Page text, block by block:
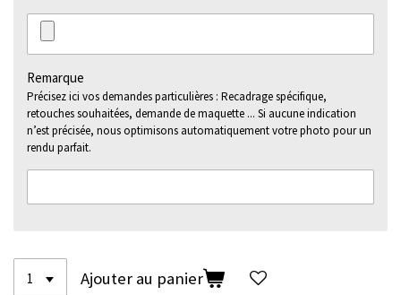
Remarque
Précisez ici vos demandes particulières : Recadrage spécifique,
retouches souhaitées, demande de maquette ... Si aucune indication
n’est précisée, nous optimisons automatiquement votre photo pour un
rendu parfait.
Ajouter au panier